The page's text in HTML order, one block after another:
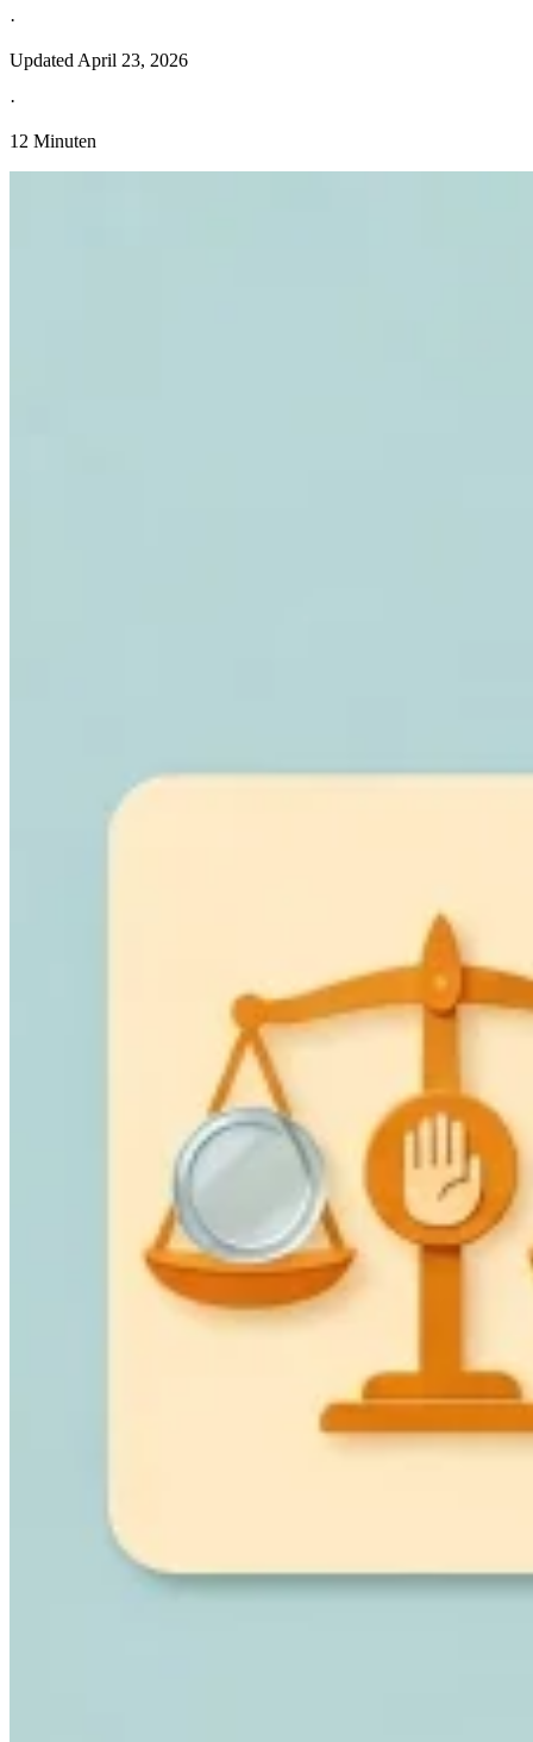
AmerikaAsien-Pazifik
·
Updated April 23, 2026
·
12 Minuten